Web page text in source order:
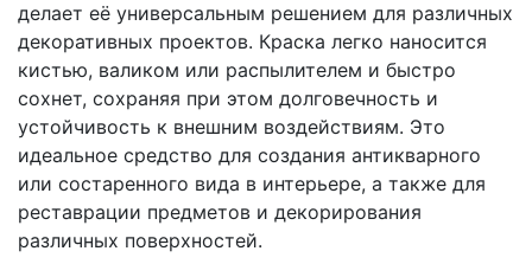
делает её универсальным решением для различных
декоративных проектов. Краска легко наносится
кистью, валиком или распылителем и быстро
сохнет, сохраняя при этом долговечность и
устойчивость к внешним воздействиям. Это
идеальное средство для создания антикварного
или состаренного вида в интерьере, а также для
реставрации предметов и декорирования
различных поверхностей.